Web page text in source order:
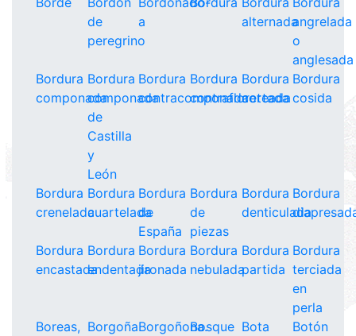
de
peregrino
a
alternadaangrelada
o
anglesada
Bordura
componada
Bordura
componada
de
Castilla
y
León
Bordura
contracomponada
Bordura
contrafloreteada
Bordura
cortada
Bordura
cosida
Bordura
crenelada
Bordura
cuartelada
Bordura
de
España
Bordura
de
piezas
Bordura
denticulada
Bordura
Bordura
encastada
Bordura
endentada
Bordura
jironada
Bordura
nebulada
Bordura
partida
Bordura
terciada
en
perla
Boreas, BorgoñaBorgoñona.Bosque Bota Botón